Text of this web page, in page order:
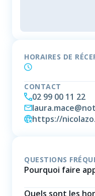
HORAIRES DE
CONTACT
02 99 00 11 22
https://
QUESTIONS
Pourquoi faire
Quels sont les